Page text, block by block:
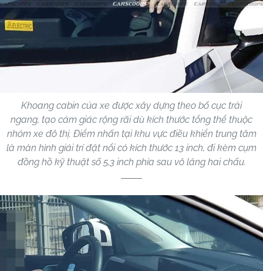
Khoang cabin của xe được xây dựng theo bố cục trải
ngang, tạo cảm giác rộng rãi dù kích thước tổng thể thuộc
nhóm xe đô thị. Điểm nhấn tại khu vực điều khiển trung tâm
là màn hình giải trí đặt nổi có kích thước 13 inch, đi kèm cụm
đồng hồ kỹ thuật số 5,3 inch phía sau vô lăng hai chấu.